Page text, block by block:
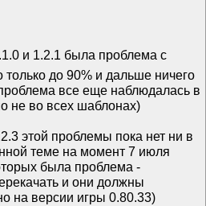
и 1.2.1 была проблема с
только до 90% и дальше ничего
все еще наблюдалась в
не во всех шаблонах)
этой проблемы пока нет ни в
теме на момент 7 июля
была проблема -
и они должны
на версии игры 0.80.33)